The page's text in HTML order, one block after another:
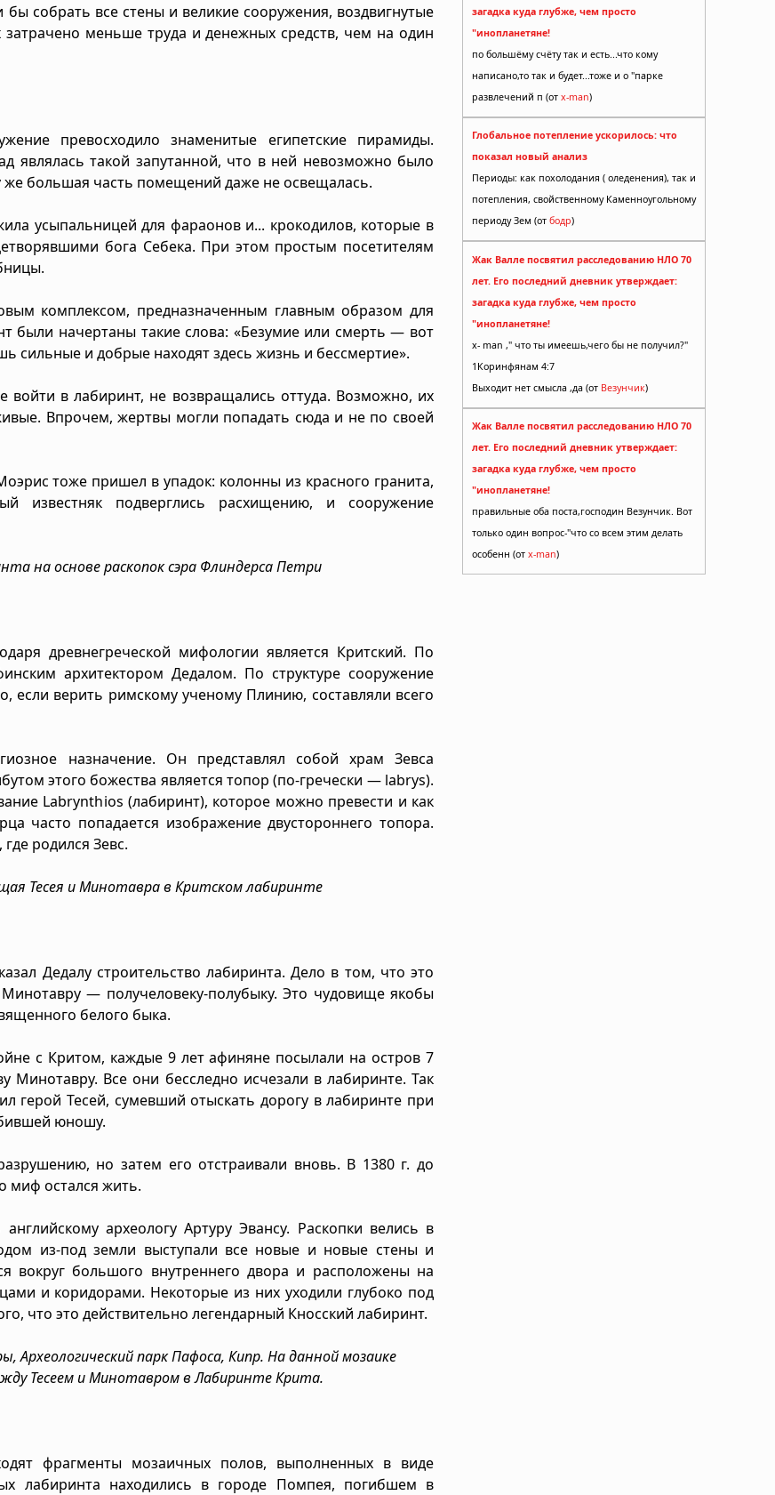
собрать все стены и великие сооружения, воздвигнутые
меньше труда и денежных средств, чем на один
превосходило знаменитые египетские пирамиды.
являлась такой запутанной, что в ней невозможно было
большая часть помещений даже не освещалась.
усыпальницей для фараонов и... крокодилов, которые в
бога Себека. При этом простым посетителям
комплексом, предназначенным главным образом для
были начертаны такие слова: «Безумие или смерть — вот
сильные и добрые находят здесь жизнь и бессмертие».
войти в лабиринт, не возвращались оттуда. Возможно, их
Впрочем, жертвы могли попадать сюда и не по своей
тоже пришел в упадок: колонны из красного гранита,
известняк подверглись расхищению, и сооружение
на основе раскопок сэра Флиндерса Петри
древнегреческой мифологии является Критский. По
архитектором Дедалом. По структуре сооружение
если верить римскому ученому Плинию, составляли всего
назначение. Он представлял собой храм Зевса
этого божества является топор (по-гречески — labrys).
Labrynthios (лабиринт), которое можно превести и как
часто попадается изображение двустороннего топора.
родился Зевс.
Тесея и Минотавра в Критском лабиринте
Дедалу строительство лабиринта. Дело в том, что это
— получеловеку-полубыку. Это чудовище якобы
белого быка.
с Критом, каждые 9 лет афиняне посылали на остров 7
Все они бесследно исчезали в лабиринте. Так
герой Тесей, сумевший отыскать дорогу в лабиринте при
юношу.
но затем его отстраивали вновь. В 1380 г. до
миф остался жить.
археологу Артуру Эвансу. Раскопки велись в
из-под земли выступали все новые и новые стены и
вокруг большого внутреннего двора и расположены на
и коридорами. Некоторые из них уходили глубоко под
что это действительно легендарный Кносский лабиринт.
Археологический парк Пафоса, Кипр. На данной мозаике
Тесеем и Минотавром в Лабиринте Крита.
фрагменты мозаичных полов, выполненных в виде
лабиринта находились в городе Помпея, погибшем в
загадка куда глубже, чем просто
"инопланетяне!
по большёму счёту так и есть...что кому
написано,то так и будет...тоже и о "парке
развлечений п (от x-man)
Глобальное потепление ускорилось: что
показал новый анализ
Периоды: как похолодания ( оледенения), так и
потепления, свойственному Каменноугольному
периоду Зем (от бодр)
Жак Валле посвятил расследованию НЛО 70
лет. Его последний дневник утверждает:
загадка куда глубже, чем просто
"инопланетяне!
x- man ," что ты имеешь,чего бы не получил?"
1Коринфянам 4:7
Выходит нет смысла ,да (от Везунчик)
Жак Валле посвятил расследованию НЛО 70
лет. Его последний дневник утверждает:
загадка куда глубже, чем просто
"инопланетяне!
правильные оба поста,господин Везунчик. Вот
только один вопрос-"что со всем этим делать
особенн (от x-man)